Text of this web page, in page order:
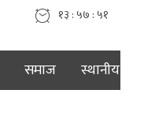
१३ : ५७ : ५२
समाज स्थानीय